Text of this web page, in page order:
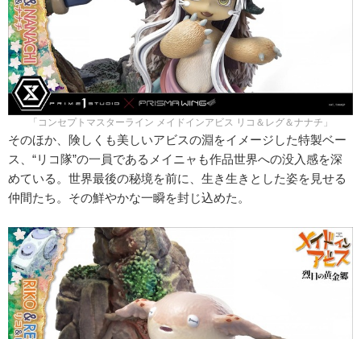
「コンセプトマスターライン メイドインアビス リコ＆レグ＆ナナチ」
そのほか、険しくも美しいアビスの淵をイメージした特製ベー
ス、“リコ隊”の一員であるメイニャも作品世界への没入感を深
めている。世界最後の秘境を前に、生き生きとした姿を見せる
仲間たち。その鮮やかな一瞬を封じ込めた。